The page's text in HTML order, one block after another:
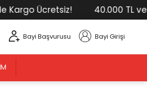
Ücretsiz! 40.000 TL ve
Bayi Başvurusu Bayi Girişi